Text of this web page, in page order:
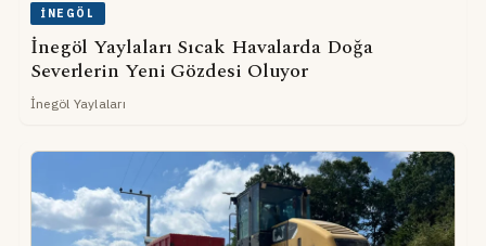
İNEGÖL
İnegöl Yaylaları Sıcak Havalarda Doğa
Severlerin Yeni Gözdesi Oluyor
İnegöl Yaylaları